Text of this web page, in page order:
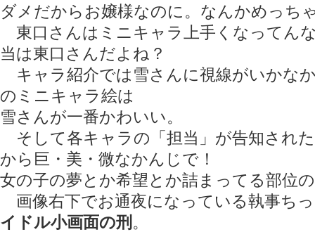
ダメだからお嬢様なのに。なんかめっち
東口さんはミニキャラ上手くなってん
当は東口さんだよね？
キャラ紹介では雪さんに視線がいかな
のミニキャラ絵は
雪さんが一番かわいい。
そして各キャラの「担当」が告知され
から巨・美・微なかんじで！
女の子の夢とか希望とか詰まってる部位
画像右下でお通夜になっている執事ち
イドル小画面の刑 。